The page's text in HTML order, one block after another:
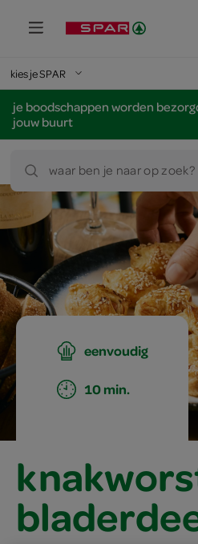
kies je SPAR
je boodschappen worden
jouw buurt
waar ben je naar op zoek?
eenvoudig
10 min.